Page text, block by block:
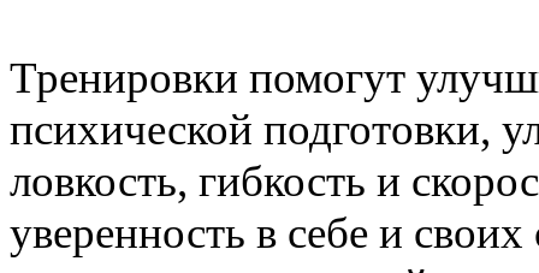
Тренировки помогут
психической подготовки,
ловкость, гибкость и
уверенность в себе и своих